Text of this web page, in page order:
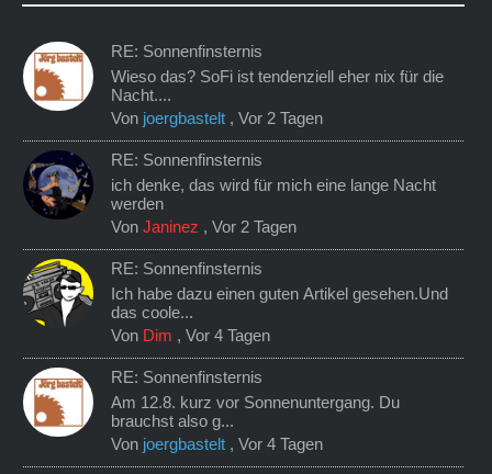
RE: Sonnenfinsternis
Wieso das? SoFi ist tendenziell eher nix für die
Nacht....
Von joergbastelt ,Vor 2 Tagen
RE: Sonnenfinsternis
ich denke, das wird für mich eine lange Nacht
werden
VonJaninez ,Vor 2 Tagen
RE: Sonnenfinsternis
Ich habe dazu einen guten Artikel gesehen.Und
das coole...
Von Dim ,Vor 4 Tagen
RE: Sonnenfinsternis
Am 12.8. kurz vor Sonnenuntergang. Du
brauchst also g...
Von joergbastelt ,Vor 4 Tagen